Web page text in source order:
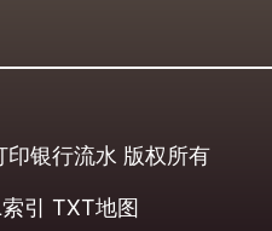
印银行流水 版权所有
引 TXT地图